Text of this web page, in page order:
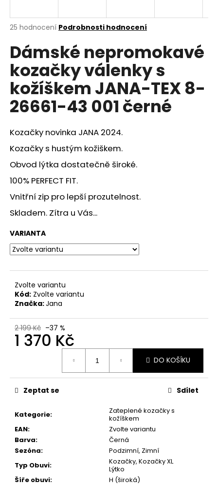
Průměrné
produktu
je
3,6
5
hvězdiček.
25 hodnocení Podrobnosti hodnocení
Dámské nepromokavé
kozačky válenky s
kožíškem JANA-TEX 8-
26661-43 001 černé
Kozačky novinka JANA 2024.
Kozačky s hustým kožiškem.
Obvod lýtka dostatečně široké.
100% PERFECT FIT.
Vnitřní zip pro lepší prozutelnost.
Skladem. Zítra u Vás...
VARIANTA
Zvolte variantu
Kód: Zvolte variantu
Značka:Jana
2 199 Kč –37 %
1 370 Kč
DO KOŠÍKU
Kategorie:
Zateplené kozačky s
kožíškem
EAN:
Zvolte variantu
Barva:
Černá
Sezóna:
Podzimní, Zimní
Typ Obuvi:
Kozačky, Kozačky XL
Lýtko
Šíře obuvi:
H (široká)
Zeptat se Sdílet
j
t
?
HLEDAT
D
o
p
o
r
u
č
u
j
e
e
DÁMSKÉ
NA
KLÍNKU
MARCO
TOZZI
876
MODRÉ
Původně:
499
Kč